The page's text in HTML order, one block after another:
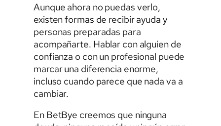
Aunque ahora no puedas verlo,
existen formas de recibir ayuda y
personas preparadas para
acompañarte. Hablar con alguien de
confianza o con un profesional puede
marcar una diferencia enorme,
incluso cuando parece que nada va a
cambiar.
En BetBye creemos que ninguna